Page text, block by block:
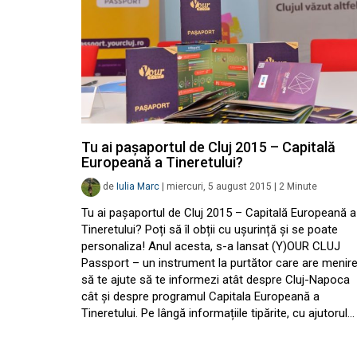
Tu ai pașaportul de Cluj 2015 – Capitală
Europeană a Tineretului?
de Iulia Marc miercuri, 5 august 2015 2 Minute
Tu ai pașaportul de Cluj 2015 – Capitală Europeană a
Tineretului? Poți să îl obții cu ușurință și se poate
personaliza! Anul acesta, s-a lansat (Y)OUR CLUJ
Passport – un instrument la purtător care are
să te ajute să te informezi atât despre Cluj-Napoca
cât și despre programul Capitala Europeană a
Tineretului. Pe lângă informațiile tipărite, cu ajutorul…